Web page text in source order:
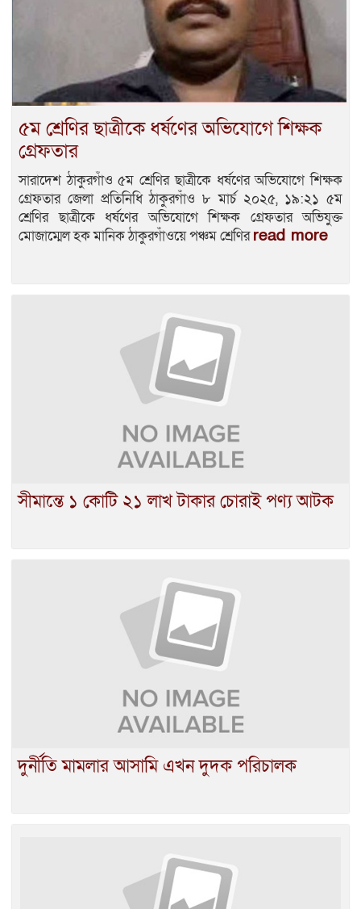
৫ম শ্রেণির ছাত্রীকে ধর্ষণের অভিযোগে শিক্ষক
গ্রেফতার
সারাদেশ ঠাকুরগাঁও ৫ম শ্রেণির ছাত্রীকে ধর্ষণের অভিযোগে শিক্ষক
গ্রেফতার জেলা প্রতিনিধি ঠাকুরগাঁও ৮ মার্চ ২০২৫, ১৯:২১ ৫ম
শ্রেণির ছাত্রীকে ধর্ষণের অভিযোগে শিক্ষক গ্রেফতার অভিযুক্ত
মোজাম্মেল হক মানিক ঠাকুরগাঁওয়ে পঞ্চম শ্রেণিরread more
সীমান্তে ১ কোটি ২১ লাখ টাকার চোরাই পণ্য আটক
দুর্নীতি মামলার আসামি এখন দুদক পরিচালক